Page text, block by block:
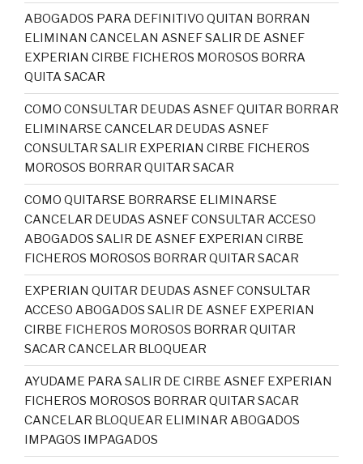
ABOGADOS PARA DEFINITIVO QUITAN BORRAN
ELIMINAN CANCELAN ASNEF SALIR DE ASNEF
EXPERIAN CIRBE FICHEROS MOROSOS BORRA
QUITA SACAR
COMO CONSULTAR DEUDAS ASNEF QUITAR BORRAR
ELIMINARSE CANCELAR DEUDAS ASNEF
CONSULTAR SALIR EXPERIAN CIRBE FICHEROS
MOROSOS BORRAR QUITAR SACAR
COMO QUITARSE BORRARSE ELIMINARSE
CANCELAR DEUDAS ASNEF CONSULTAR ACCESO
ABOGADOS SALIR DE ASNEF EXPERIAN CIRBE
FICHEROS MOROSOS BORRAR QUITAR SACAR
EXPERIAN QUITAR DEUDAS ASNEF CONSULTAR
ACCESO ABOGADOS SALIR DE ASNEF EXPERIAN
CIRBE FICHEROS MOROSOS BORRAR QUITAR
SACAR CANCELAR BLOQUEAR
AYUDAME PARA SALIR DE CIRBE ASNEF EXPERIAN
FICHEROS MOROSOS BORRAR QUITAR SACAR
CANCELAR BLOQUEAR ELIMINAR ABOGADOS
IMPAGOS IMPAGADOS